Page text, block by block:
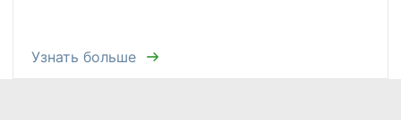
Узнать больше